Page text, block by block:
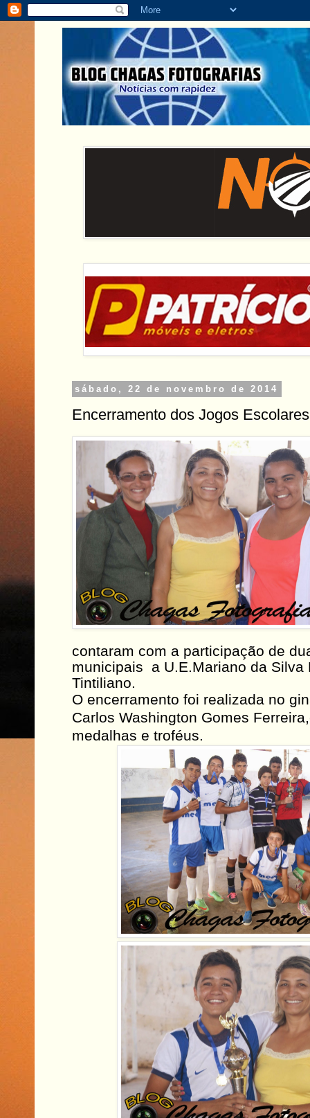
sábado, 22 de novembro de 2014
Encerramento dos Jogos
contaram com a participação de
municipais a U.E.Mariano da Silva
Tintiliano.
O encerramento foi realizada no
Carlos Washington Gomes
medalhas e troféus.